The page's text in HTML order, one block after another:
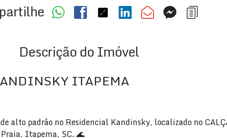
Descrição do Imóvel
ITAPEMA
alto padrão no Residencial Kandinsky, localizado no
Itapema, SC. 🌊